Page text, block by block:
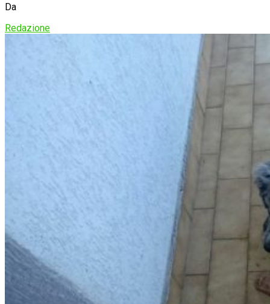
Da
Redazione